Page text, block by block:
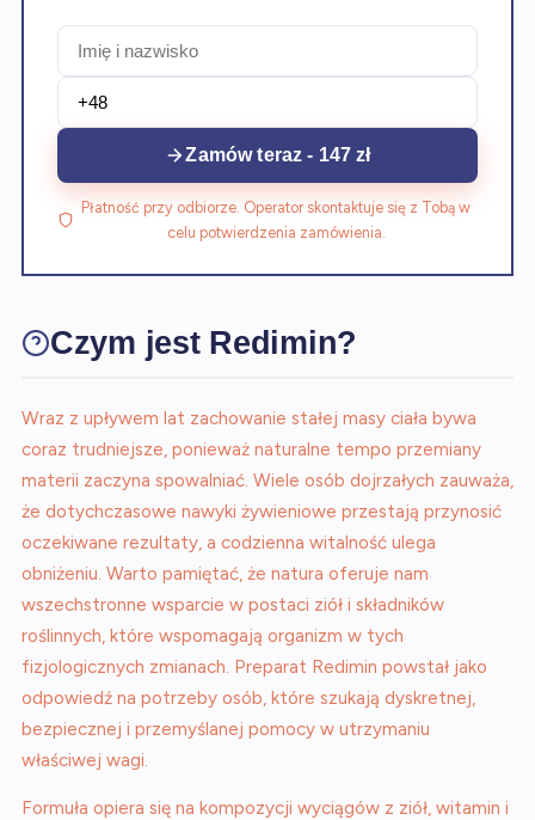
Zamów teraz - 147 zł
Płatność przy odbiorze. Operator skontaktuje się z Tobą w
celu potwierdzenia zamówienia.
Czym jest Redimin?
Wraz z upływem lat zachowanie stałej masy ciała bywa
coraz trudniejsze, ponieważ naturalne tempo przemiany
materii zaczyna spowalniać. Wiele osób dojrzałych zauważa,
że dotychczasowe nawyki żywieniowe przestają przynosić
oczekiwane rezultaty, a codzienna witalność ulega
obniżeniu. Warto pamiętać, że natura oferuje nam
wszechstronne wsparcie w postaci ziół i składników
roślinnych, które wspomagają organizm w tych
fizjologicznych zmianach. Preparat Redimin powstał jako
odpowiedź na potrzeby osób, które szukają dyskretnej,
bezpiecznej i przemyślanej pomocy w utrzymaniu
właściwej wagi.
Formuła opiera się na kompozycji wyciągów z ziół, witamin i